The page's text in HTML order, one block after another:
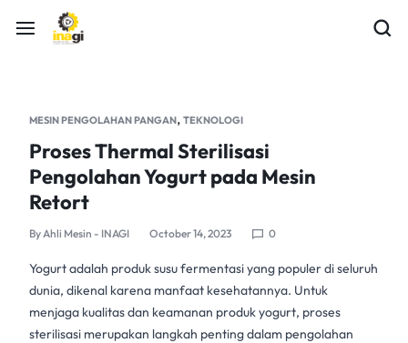
MESIN PENGOLAHAN PANGAN, TEKNOLOGI
Proses Thermal Sterilisasi
Pengolahan Yogurt pada Mesin
Retort
ByAhli Mesin - INAGI October 14, 2023 0
Yogurt adalah produk susu fermentasi yang populer di seluruh
dunia, dikenal karena manfaat kesehatannya. Untuk
menjaga kualitas dan keamanan produk yogurt, proses
sterilisasi merupakan langkah penting dalam pengolahan